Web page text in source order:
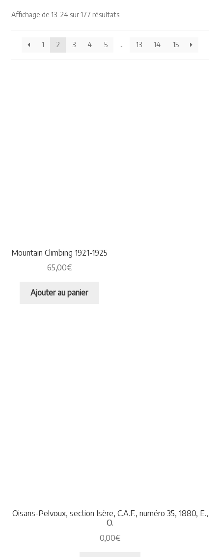
Himalayisme
Nature Pêche Chasse
MANIFESTATIONS
Nos prochaines manifestations
Rendez-nous visite
Affichage de 13–24 sur 177 résultats
1 2 3 4 5 … 13 14 15
Mountain Climbing 1921-1925
65,00€
Ajouter au panier
Oisans-Pelvoux, section Isère, C.A.F., numéro 35, 1880, E.,
O.
0,00€